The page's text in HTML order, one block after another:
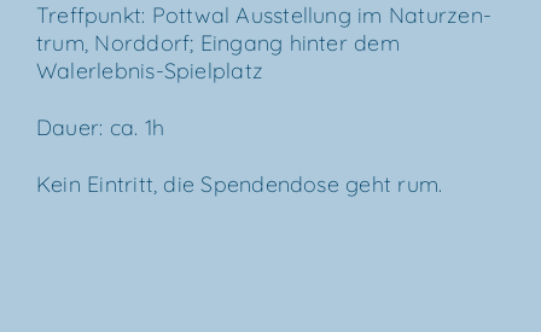
Treff­punkt: Pott­wal Aus­stel­lung im Natur­zen­
trum, Nord­dorf; Ein­gang hin­ter dem
Walerlebnis-Spielplatz
Dau­er: ca. 1h
Kein Ein­tritt, die Spen­den­do­se geht rum.